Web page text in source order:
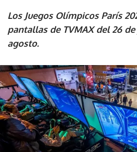
Los Juegos Olímpicos París
pantallas de TVMAX del 26 de
agosto.